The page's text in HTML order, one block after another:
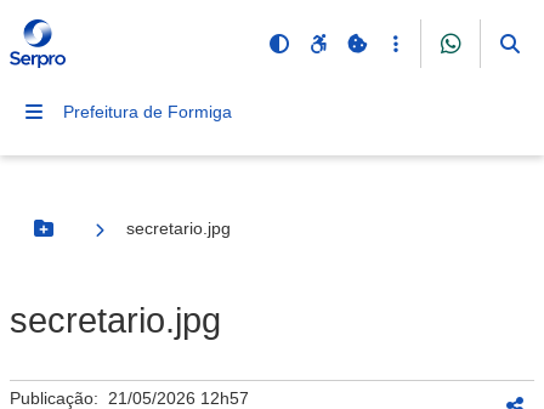
Prefeitura de Formiga
Botão Menu
secretario.jpg
secretario.jpg
Publicação: 21/05/2026 12h57